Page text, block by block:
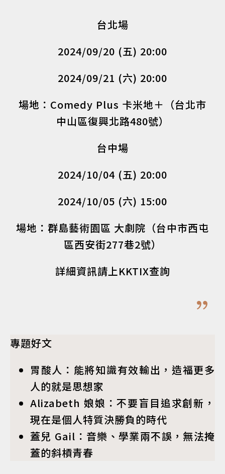
台北場
2024/09/20 (五) 20:00
2024/09/21 (六) 20:00
場地：Comedy Plus 卡米地＋（台北市
中山區復興北路480號）
台中場
2024/10/04 (五) 20:00
2024/10/05 (六) 15:00
場地：群島藝術園區 大劇院（台中市西屯
區西安街277巷2號）
詳細資訊請上KKTIX查詢
專題好文
胃酸人：能將知識有效輸出，造福更多
人的就是思想家
Alizabeth 娘娘：不要盲目追求創新，
現在是個人特質決勝負的時代
蓋兒 Gail：音樂、學業兩不誤，無法掩
蓋的斜槓青春